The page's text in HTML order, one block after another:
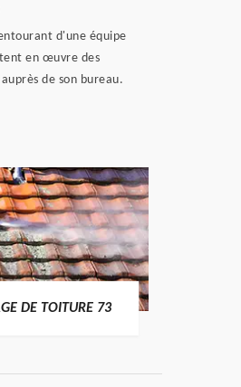
d'une équipe
en œuvre des
de son bureau.
DE TOITURE 73